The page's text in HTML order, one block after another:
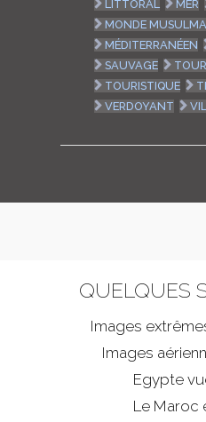
LITTORAL
MER
MONDE
MÉDITERRANÉEN
SAUVAGE
TOURISTIQUE
VERDOYANT
QUELQUES
Images
Images
Egypte
Le Maroc